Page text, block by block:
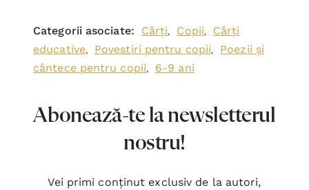
Categorii asociate: Cărți, Copii,
Cărți
educative, Povestiri pentru copii,
Poezii și
cântece pentru copii, 6-9 ani
Abonează-te la newsletterul
nostru!
Vei primi conținut exclusiv de la autori,